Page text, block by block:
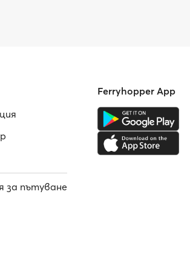
за пътуване
Ferryhopper App